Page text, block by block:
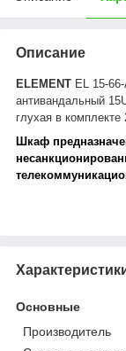
Описание
ELEMENT EL 15-
антивандальный
глухая в
Шкаф
Основные
Производитель